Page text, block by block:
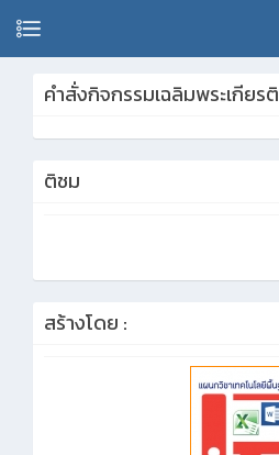
คำสั่งกิจกรรมเฉลิมพระเกียรติ
ติชม
สร้างโดย :